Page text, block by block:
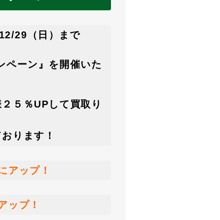
29（日）まで
ペーン』を開催いた
５％UPして買取り
ります！
ップ！
プ！